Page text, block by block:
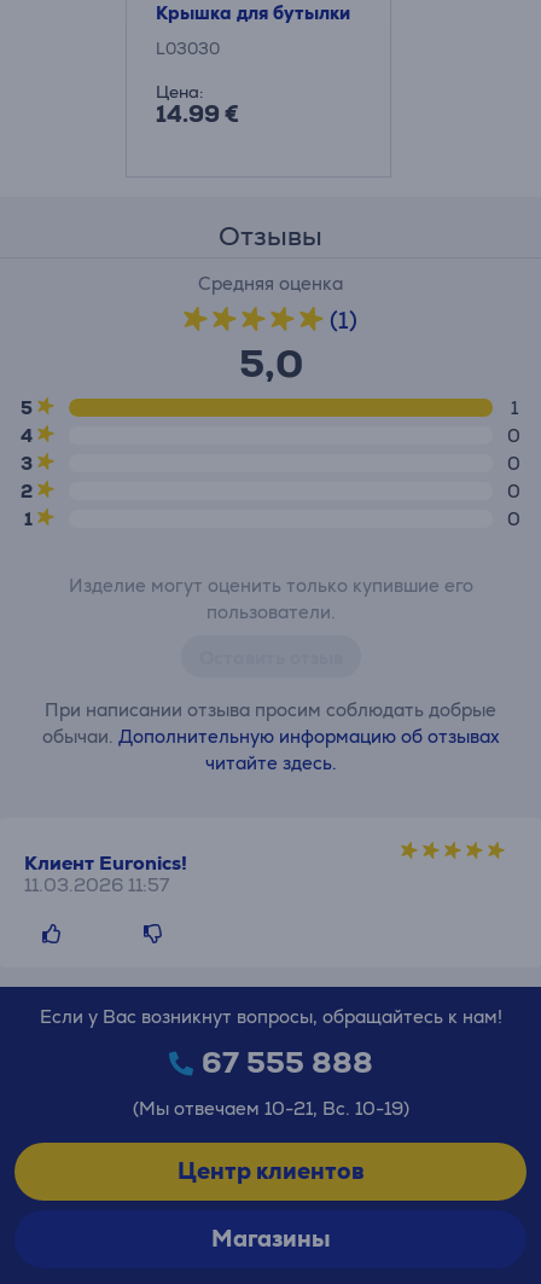
Крышка для бутылки
L03030
Цена:
14.99 €
Отзывы
Средняя оценка
(1)
5,0
5
1
4
0
3
0
2
0
1
0
Изделие могут оценить только купившие его
пользователи.
При написании отзыва просим соблюдать добрые
обычаи. Дополнительную информацию об отзывах
читайте здесь.
Клиент Euronics!
11.03.2026 11:57
Если у Вас возникнут вопросы, обращайтесь к нам!
67 555 888
(Мы отвечаем 10-21, Вс. 10-19)
Центр клиентов
Магазины